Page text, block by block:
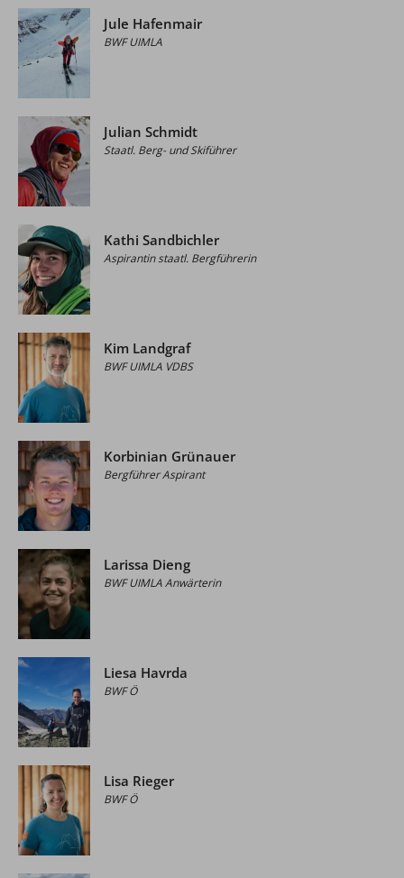
Jule Hafenmair
BWF UIMLA
Julian Schmidt
Staatl. Berg- und Skiführer
Kathi Sandbichler
Aspirantin staatl. Bergführerin
Kim Landgraf
BWF UIMLA VDBS
Korbinian Grünauer
Bergführer Aspirant
Larissa Dieng
BWF UIMLA Anwärterin
Liesa Havrda
BWF Ö
Lisa Rieger
BWF Ö